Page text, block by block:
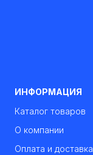
ИНФОРМАЦИЯ
Каталог товаров
О компании
Оплата и доставка